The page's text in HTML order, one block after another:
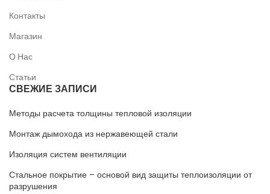
Контакты
Магазин
О Нас
Статьи
СВЕЖИЕ ЗАПИСИ
Методы расчета толщины тепловой изоляции
Монтаж дымохода из нержавеющей стали
Изоляция систем вентиляции
Стальное покрытие – основой вид защиты теплоизоляции от
разрушения